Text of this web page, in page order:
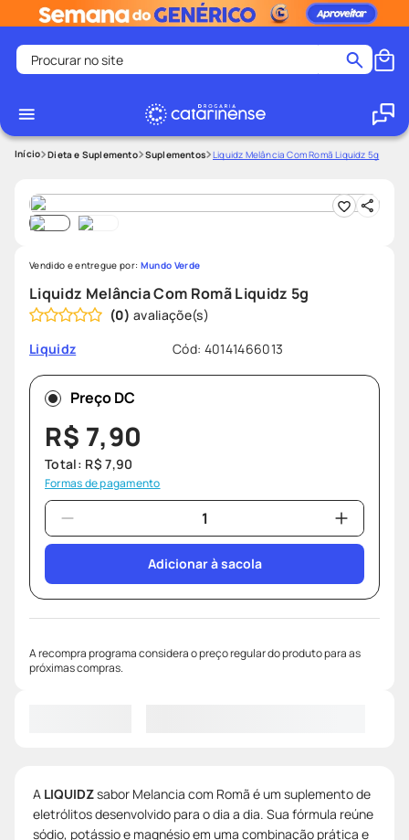
Procurar no site
1
2º
medley
4º
tadalafila
6º
lenço umedecido
7º
protetor solar
9º
fralda pampers
10
Dieta e Suplemento Suplementos Liquidz Melância Com Romã Liquidz 5g
Liquidz Melância Com Romã Liquidz 5g
(0)
Liquidz
Cód: 40141466013
Vendido e entregue por: Mundo Verde
Preço DC
R$ 7,90
Total: R$ 7,90
Formas de pagamento
Adicionar à sacola
A recompra programa considera o preço regular do produto para as
próximas compras.
A LIQUIDZsabor Melancia com Romã é um suplemento de
eletrólitos desenvolvido para o dia a dia. Sua fórmula reúne
sódio, potássio e magnésio em uma combinação prática e